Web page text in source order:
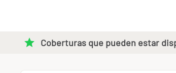
Coberturas que pueden estar